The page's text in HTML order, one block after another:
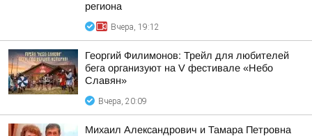
региона
Вчера, 19:12
Георгий Филимонов: Трейл для любителей
бега организуют на V фестивале «Небо
Славян»
Вчера, 20:09
Михаил Александрович и Тамара Петровна